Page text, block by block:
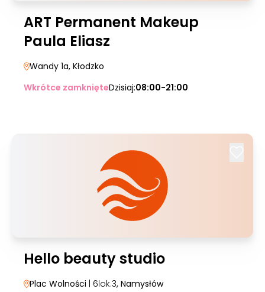
ART Permanent Makeup
Paula Eliasz
Wandy 1a, Kłodzko
Wkrótce zamknięteDzisiaj:08:00-21:00
Hello beauty studio
Plac Wolności | 6lok.3, Namysłów